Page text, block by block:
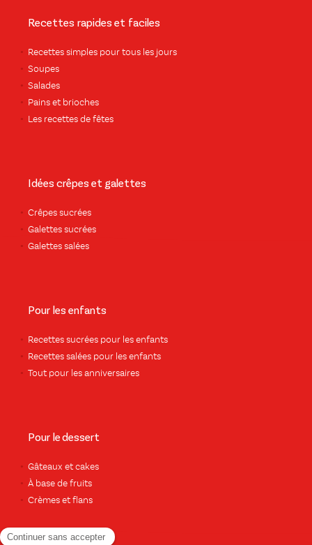
Recettes rapides et faciles
Recettes simples pour tous les jours
Soupes
Salades
Pains et brioches
Les recettes de fêtes
Idées crêpes et galettes
Crêpes sucrées
Galettes sucrées
Galettes salées
Pour les enfants
Recettes sucrées pour les enfants
Recettes salées pour les enfants
Tout pour les anniversaires
Pour le dessert
Gâteaux et cakes
À base de fruits
Crèmes et flans